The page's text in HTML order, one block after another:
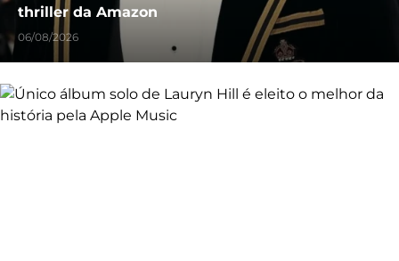
thriller da Amazon
06/08/2026